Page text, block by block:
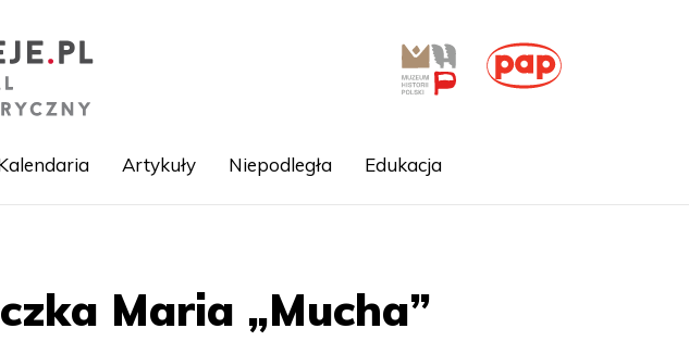
Artykuły Niepodległa Edukacja
Maria „Mucha”